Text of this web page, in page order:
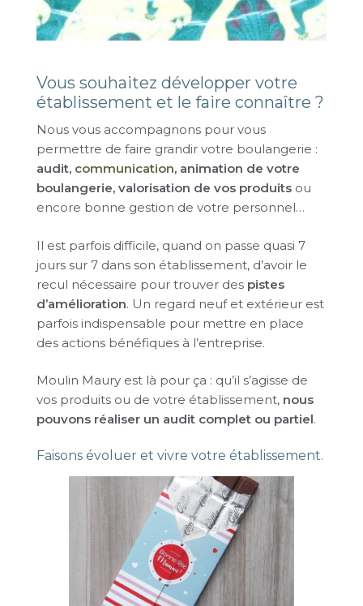
Vous souhaitez développer votre
établissement et le faire connaître ?
Nous vous accompagnons pour vous
permettre de faire grandir votre boulangerie :
audit, communication, animation de votre
boulangerie, valorisation de vos produits ou
encore bonne gestion de votre personnel…
Il est parfois difficile, quand on passe quasi 7
jours sur 7 dans son établissement, d’avoir le
recul nécessaire pour trouver des pistes
d’amélioration. Un regard neuf et extérieur est
parfois indispensable pour mettre en place
des actions bénéfiques à l’entreprise.
Moulin Maury est là pour ça : qu’il s’agisse de
vos produits ou de votre établissement, nous
pouvons réaliser un audit complet ou partiel.
Faisons évoluer et vivre votre établissement.